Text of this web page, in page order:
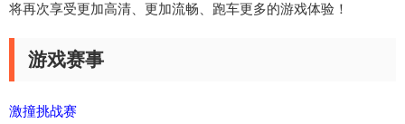
将再次享受更加高清、更加流畅、跑车更多的游戏体验！
游戏赛事
激撞挑战赛